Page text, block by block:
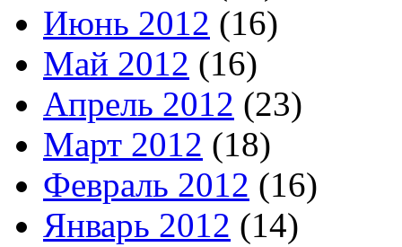
Июнь 2012 (16)
Май 2012 (16)
Апрель 2012 (23)
Март 2012 (18)
Февраль 2012 (16)
Январь 2012 (14)